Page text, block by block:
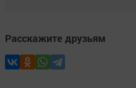
Расскажите друзьям